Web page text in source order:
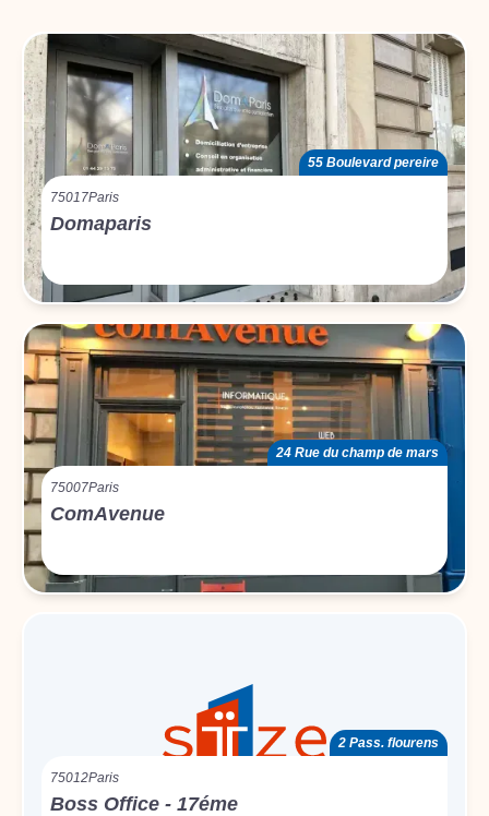
55 Boulevard pereire
75017Paris
Domaparis
24 Rue du champ de mars
75007Paris
ComAvenue
2 Pass. flourens
75012Paris
Boss Office - 17éme